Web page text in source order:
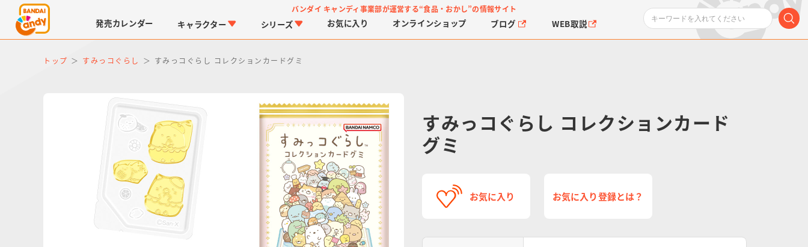
バンダイ キャンディ事業部が運営する“食品・おかし”の情報サイト
発売カレンダー キャラクター
LINK TRAVELERS 仮面ライダーシリーズ
PROJECT R.E.D.・ス
ーパー戦隊シリーズ
シリーズ
チョコボックス キャラパキ つりグミ
お気に入り オンラインショップ ブログ WEB取説
トップ すみっコぐらし すみっコぐらし コレクションカードグミ
すみっコぐらし コレクションカード
グミ
お気に入り お気に入り登録とは？